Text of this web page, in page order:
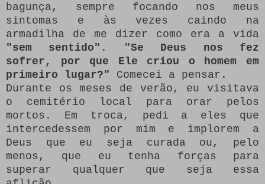
bagunça, sempre focando nos meus
sintomas e às vezes caindo na
armadilha de me dizer como era a vida
"sem sentido" .
"Se Deus nos fez
sofrer, por que Ele criou o homem em
primeiro lugar?" Comecei a pensar.
Durante os meses de verão, eu visitava
o cemitério local para orar pelos
mortos.
Em troca, pedi a eles que
intercedessem por mim e implorem a
Deus que eu seja curada ou, pelo
menos, que eu tenha forças para
superar qualquer que seja essa